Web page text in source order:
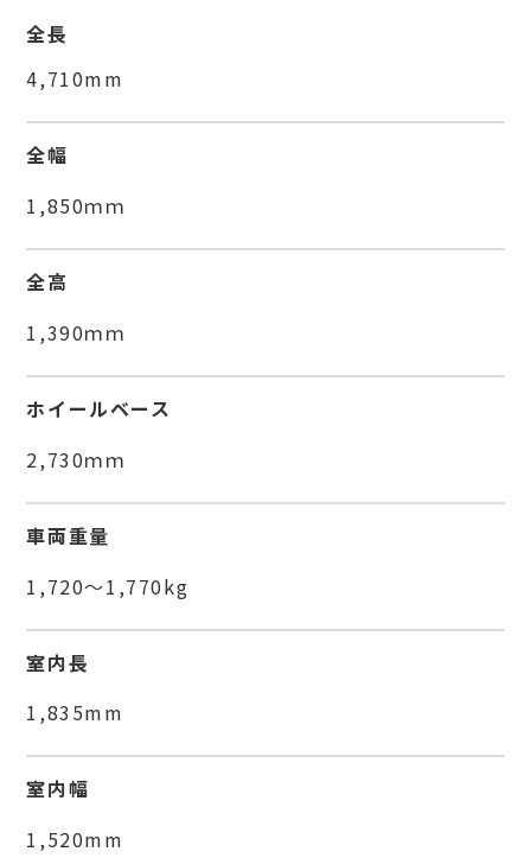
全長
4,710mm
全幅
1,850ｍｍ
全高
1,390ｍｍ
ホイールベース
2,730ｍｍ
車両重量
1,720～1,770kg
室内長
1,835mm
室内幅
1,520mm